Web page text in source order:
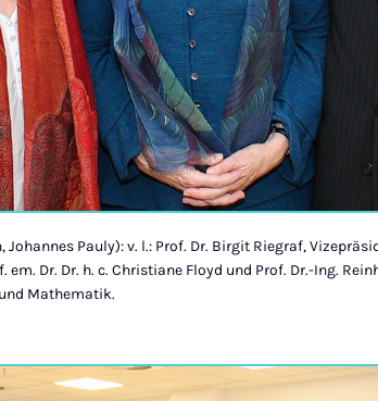
Johannes Pauly): v. l.: Prof. Dr. Birgit Riegraf,
Dr. Dr. h. c. Christiane Floyd und Prof. Dr.-Ing.
Mathematik.